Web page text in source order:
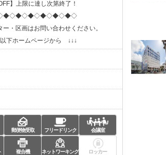
】上限に達し次第終了！
・区画はお問い合わせください。
下ホームページから ↓↓↓
郵便物受取 フリードリンク 会議室
複合機 ネットワーキング ロッカー